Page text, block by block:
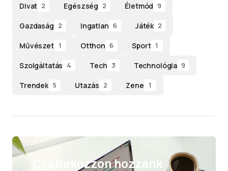
Divat 2 Egészség 2 Életmód 9
Gazdaság 2 Ingatlan 6 Játék 2
Művészet 1 Otthon 6 Sport 1
Szolgáltatás 4 Tech 3 Technológia 9
Trendek 5 Utazás 2 Zene 1
Csatlakozzon hozzánk